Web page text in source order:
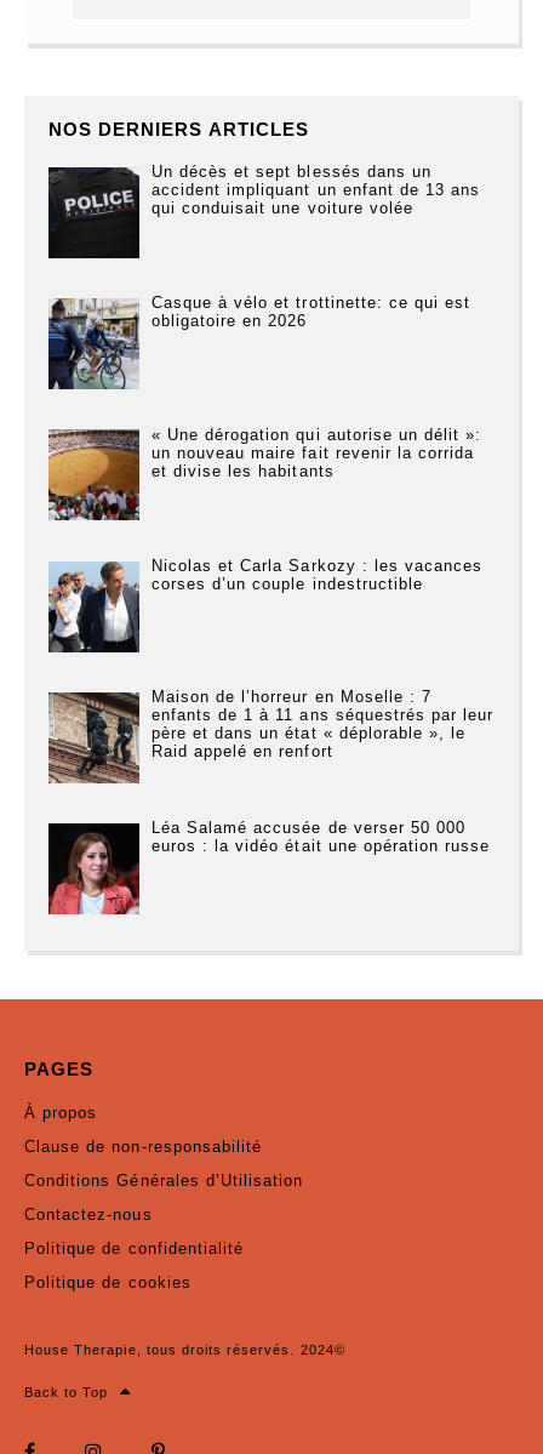
NOS DERNIERS ARTICLES
Un décès et sept blessés dans un
accident impliquant un enfant de 13 ans
qui conduisait une voiture volée
Casque à vélo et trottinette: ce qui est
obligatoire en 2026
« Une dérogation qui autorise un délit »:
un nouveau maire fait revenir la corrida
et divise les habitants
Nicolas et Carla Sarkozy : les vacances
corses d’un couple indestructible
Maison de l’horreur en Moselle : 7
enfants de 1 à 11 ans séquestrés par leur
père et dans un état « déplorable », le
Raid appelé en renfort
Léa Salamé accusée de verser 50 000
euros : la vidéo était une opération russe
PAGES
À propos
Clause de non-responsabilité
Conditions Générales d’Utilisation
Contactez-nous
Politique de confidentialité
Politique de cookies
House Therapie, tous droits réservés. 2024©
Back to Top